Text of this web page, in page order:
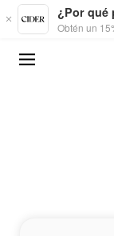
Skip to main content
¿Por qué
Obtén un